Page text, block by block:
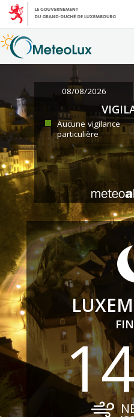
08/08/2026
Aucune vigilance
particulière